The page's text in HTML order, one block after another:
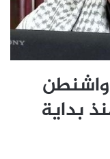
واشنطن
بداية